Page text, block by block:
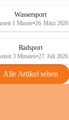
Nr. 18Wassersport
1 Minute•26. März 2026
Radsport
3 Minuten•27. Juli 2026
Alle Artikel sehen